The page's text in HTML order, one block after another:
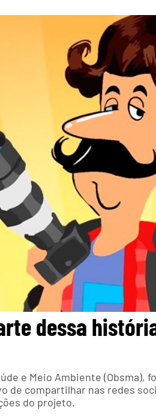
dessa
e Meio Ambiente (Obsma),
de compartilhar nas redes
do projeto.